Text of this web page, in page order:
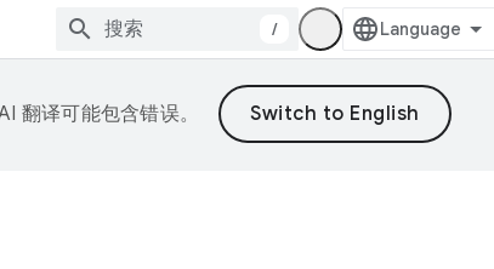
/
翻译可能包含错误。